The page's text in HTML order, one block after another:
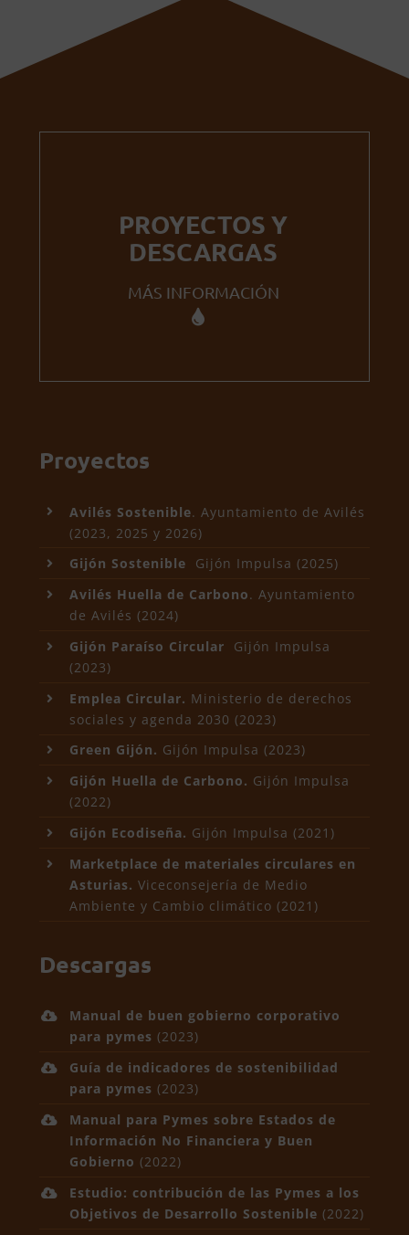
PROYECTOS Y
DESCARGAS
MÁS INFORMACIÓN
Proyectos
Avilés Sostenible. Ayuntamiento de Avilés
(2023, 2025 y 2026)
Gijón Sostenible
Gijón Impulsa (2025)
Avilés Huella de Carbono. Ayuntamiento
de Avilés (2024)
Gijón Paraíso Circular
Gijón Impulsa
(2023)
Emplea Circular. Ministerio de derechos
sociales y agenda 2030 (2023)
Green Gijón. Gijón Impulsa (2023)
Gijón Huella de Carbono. Gijón Impulsa
(2022)
Gijón Ecodiseña. Gijón Impulsa (2021)
Marketplace de materiales circulares en
Asturias. Viceconsejería de Medio
Ambiente y Cambio climático (2021)
Descargas
Manual de buen gobierno corporativo
para pymes (2023)
Guía de indicadores de sostenibilidad
para pymes (2023)
Manual para Pymes sobre Estados de
Información No Financiera y Buen
Gobierno (2022)
Estudio: contribución de las Pymes a los
Objetivos de Desarrollo Sostenible (2022)